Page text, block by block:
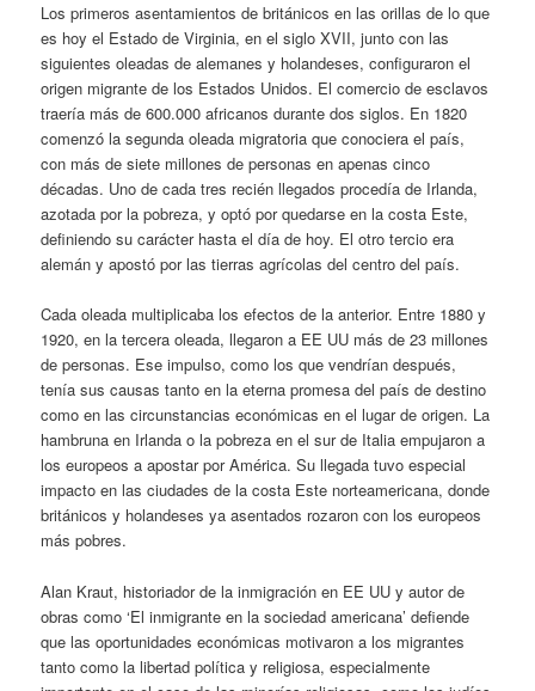
Los primeros asentamientos de británicos en las orillas de lo que
es hoy el Estado de Virginia, en el siglo XVII, junto con las
siguientes oleadas de alemanes y holandeses, configuraron el
origen migrante de los Estados Unidos. El comercio de esclavos
traería más de 600.000 africanos durante dos siglos. En 1820
comenzó la segunda oleada migratoria que conociera el país,
con más de siete millones de personas en apenas cinco
décadas. Uno de cada tres recién llegados procedía de Irlanda,
azotada por la pobreza, y optó por quedarse en la costa Este,
definiendo su carácter hasta el día de hoy. El otro tercio era
alemán y apostó por las tierras agrícolas del centro del país.
Cada oleada multiplicaba los efectos de la anterior. Entre 1880 y
1920, en la tercera oleada, llegaron a EE UU más de 23 millones
de personas. Ese impulso, como los que vendrían después,
tenía sus causas tanto en la eterna promesa del país de destino
como en las circunstancias económicas en el lugar de origen. La
hambruna en Irlanda o la pobreza en el sur de Italia empujaron a
los europeos a apostar por América. Su llegada tuvo especial
impacto en las ciudades de la costa Este norteamericana, donde
británicos y holandeses ya asentados rozaron con los europeos
más pobres.
Alan Kraut, historiador de la inmigración en EE UU y autor de
obras como ‘El inmigrante en la sociedad americana’ defiende
que las oportunidades económicas motivaron a los migrantes
tanto como la libertad política y religiosa, especialmente